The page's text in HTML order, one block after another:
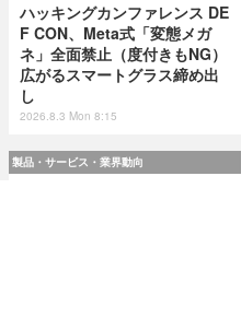
ハッキングカンファレンス DE
F CON、Meta式「変態メガ
ネ」全面禁止（度付きもNG）
広がるスマートグラス締め出
し
2026.8.3 Mon 8:15
製品・サービス・業界動向